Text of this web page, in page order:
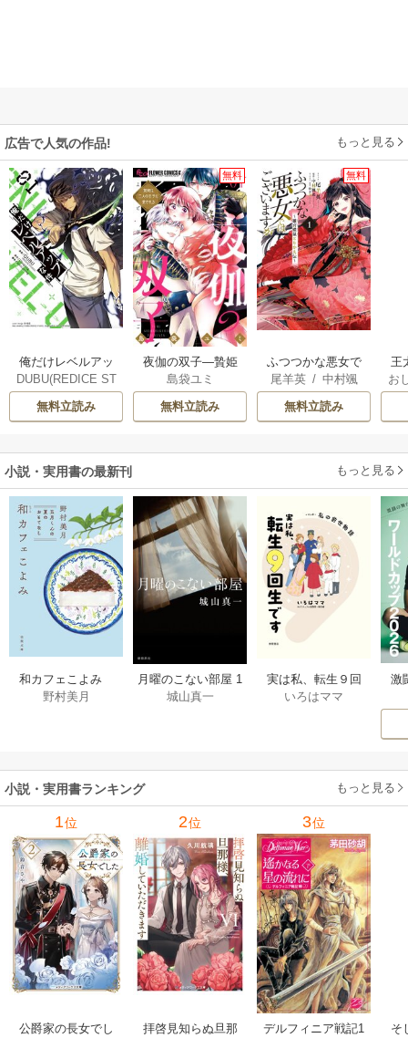
広告で人気の作品! もっと見る
俺だけレベルアッ
プな件
DUBU(REDICE ST
UDIO)
/ Chugong
h-goon
無料立読み
無料
夜伽の双子―贄姫
は二人の王子に愛
される―
島袋ユミ
無料立読み
無料
ふつつかな悪女で
はございますが ～
雛宮蝶鼠とりかえ
伝～
尾羊英/ 中村颯
希
/ ゆき哉
無料立読み
王
こ
二
お
小説・実用書の最新刊 もっと見る
和カフェこよみ
五月くんの夏のお
野村美月
月曜のこない部屋 1
巻
城山真一
実は私、転生９回
生です マンガ
いろはママ
激
小説・実用書ランキング もっと見る
1位
公爵家の長女でし
2位
拝啓見知らぬ旦那
3位
デルフィニア戦記1
そ